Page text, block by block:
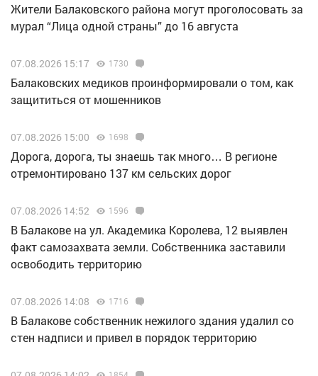
Жители Балаковского района могут проголосовать за
мурал “Лица одной страны” до 16 августа
07.08.2026 15:17 1730
Балаковских медиков проинформировали о том, как
защититься от мошенников
07.08.2026 15:00 1698
Дорога, дорога, ты знаешь так много… В регионе
отремонтировано 137 км сельских дорог
07.08.2026 14:52 1596
В Балакове на ул. Академика Королева, 12 выявлен
факт самозахвата земли. Собственника заставили
освободить территорию
07.08.2026 14:08 1716
В Балакове собственник нежилого здания удалил со
стен надписи и привел в порядок территорию